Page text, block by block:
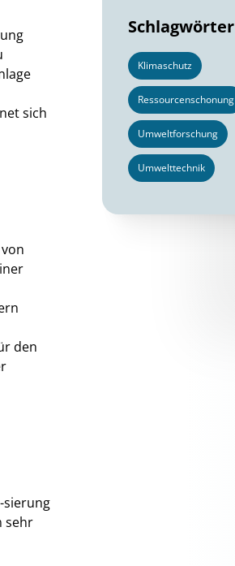
sich
den
sierung
sehr
Schlagwörter
Klimaschutz
Ressourcenschonung
Umweltforschung
Umwelttechnik